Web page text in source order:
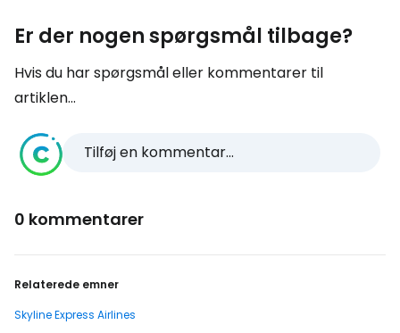
Er der nogen spørgsmål tilbage?
Hvis du har spørgsmål eller kommentarer til
artiklen...
Tilføj en kommentar...
0 kommentarer
Relaterede emner
Skyline Express Airlines